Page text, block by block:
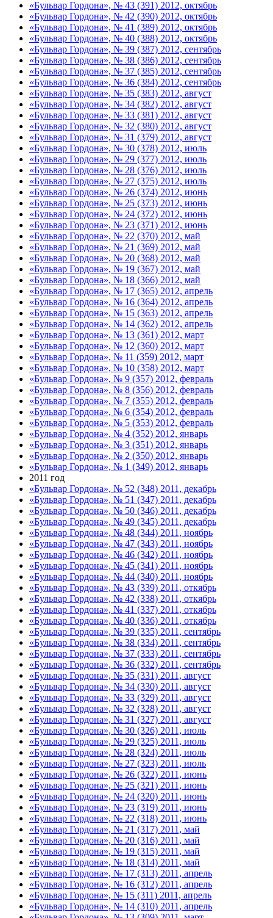
«Бульвар Гордона», № 43 (391) 2012, октябрь
«Бульвар Гордона», № 42 (390) 2012, октябрь
«Бульвар Гордона», № 41 (389) 2012, октябрь
«Бульвар Гордона», № 40 (388) 2012, октябрь
«Бульвар Гордона», № 39 (387) 2012, сентябрь
«Бульвар Гордона», № 38 (386) 2012, сентябрь
«Бульвар Гордона», № 37 (385) 2012, сентябрь
«Бульвар Гордона», № 36 (384) 2012, сентябрь
«Бульвар Гордона», № 35 (383) 2012, август
«Бульвар Гордона», № 34 (382) 2012, август
«Бульвар Гордона», № 33 (381) 2012, август
«Бульвар Гордона», № 32 (380) 2012, август
«Бульвар Гордона», № 31 (379) 2012, август
«Бульвар Гордона», № 30 (378) 2012, июль
«Бульвар Гордона», № 29 (377) 2012, июль
«Бульвар Гордона», № 28 (376) 2012, июль
«Бульвар Гордона», № 27 (375) 2012, июль
«Бульвар Гордона», № 26 (374) 2012, июнь
«Бульвар Гордона», № 25 (373) 2012, июнь
«Бульвар Гордона», № 24 (372) 2012, июнь
«Бульвар Гордона», № 23 (371) 2012, июнь
«Бульвар Гордона», № 22 (370) 2012, май
«Бульвар Гордона», № 21 (369) 2012, май
«Бульвар Гордона», № 20 (368) 2012, май
«Бульвар Гордона», № 19 (367) 2012, май
«Бульвар Гордона», № 18 (366) 2012, май
«Бульвар Гордона», № 17 (365) 2012, апрель
«Бульвар Гордона», № 16 (364) 2012, апрель
«Бульвар Гордона», № 15 (363) 2012, апрель
«Бульвар Гордона», № 14 (362) 2012, апрель
«Бульвар Гордона», № 13 (361) 2012, март
«Бульвар Гордона», № 12 (360) 2012, март
«Бульвар Гордона», № 11 (359) 2012, март
«Бульвар Гордона», № 10 (358) 2012, март
«Бульвар Гордона», № 9 (357) 2012, февраль
«Бульвар Гордона», № 8 (356) 2012, февраль
«Бульвар Гордона», № 7 (355) 2012, февраль
«Бульвар Гордона», № 6 (354) 2012, февраль
«Бульвар Гордона», № 5 (353) 2012, февраль
«Бульвар Гордона», № 4 (352) 2012, январь
«Бульвар Гордона», № 3 (351) 2012, январь
«Бульвар Гордона», № 2 (350) 2012, январь
«Бульвар Гордона», № 1 (349) 2012, январь
2011 год
«Бульвар Гордона», № 52 (348) 2011, декабрь
«Бульвар Гордона», № 51 (347) 2011, декабрь
«Бульвар Гордона», № 50 (346) 2011, декабрь
«Бульвар Гордона», № 49 (345) 2011, декабрь
«Бульвар Гордона», № 48 (344) 2011, ноябрь
«Бульвар Гордона», № 47 (343) 2011, ноябрь
«Бульвар Гордона», № 46 (342) 2011, ноябрь
«Бульвар Гордона», № 45 (341) 2011, ноябрь
«Бульвар Гордона», № 44 (340) 2011, ноябрь
«Бульвар Гордона», № 43 (339) 2011, откябрь
«Бульвар Гордона», № 42 (338) 2011, откябрь
«Бульвар Гордона», № 41 (337) 2011, откябрь
«Бульвар Гордона», № 40 (336) 2011, откябрь
«Бульвар Гордона», № 39 (335) 2011, сентябрь
«Бульвар Гордона», № 38 (334) 2011, сентябрь
«Бульвар Гордона», № 37 (333) 2011, сентябрь
«Бульвар Гордона», № 36 (332) 2011, сентябрь
«Бульвар Гордона», № 35 (331) 2011, август
«Бульвар Гордона», № 34 (330) 2011, август
«Бульвар Гордона», № 33 (329) 2011, август
«Бульвар Гордона», № 32 (328) 2011, август
«Бульвар Гордона», № 31 (327) 2011, август
«Бульвар Гордона», № 30 (326) 2011, июль
«Бульвар Гордона», № 29 (325) 2011, июль
«Бульвар Гордона», № 28 (324) 2011, июль
«Бульвар Гордона», № 27 (323) 2011, июль
«Бульвар Гордона», № 26 (322) 2011, июнь
«Бульвар Гордона», № 25 (321) 2011, июнь
«Бульвар Гордона», № 24 (320) 2011, июнь
«Бульвар Гордона», № 23 (319) 2011, июнь
«Бульвар Гордона», № 22 (318) 2011, июнь
«Бульвар Гордона», № 21 (317) 2011, май
«Бульвар Гордона», № 20 (316) 2011, май
«Бульвар Гордона», № 19 (315) 2011, май
«Бульвар Гордона», № 18 (314) 2011, май
«Бульвар Гордона», № 17 (313) 2011, апрель
«Бульвар Гордона», № 16 (312) 2011, апрель
«Бульвар Гордона», № 15 (311) 2011, апрель
«Бульвар Гордона», № 14 (310) 2011, апрель